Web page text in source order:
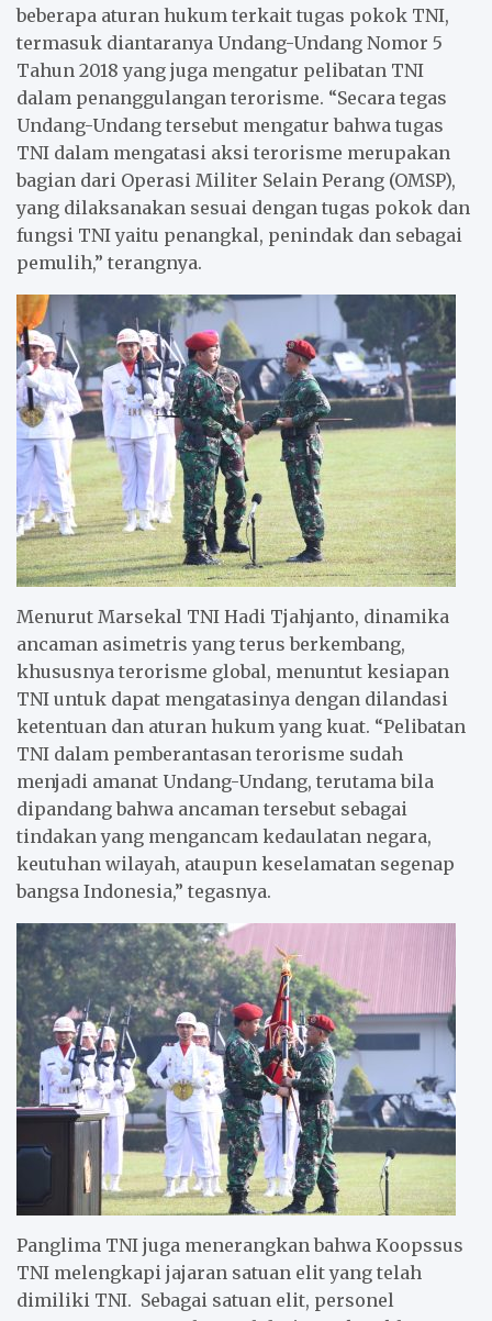
beberapa aturan hukum terkait tugas pokok TNI,
termasuk diantaranya Undang-Undang Nomor 5
Tahun 2018 yang juga mengatur pelibatan TNI
dalam penanggulangan terorisme. “Secara tegas
Undang-Undang tersebut mengatur bahwa tugas
TNI dalam mengatasi aksi terorisme merupakan
bagian dari Operasi Militer Selain Perang (OMSP),
yang dilaksanakan sesuai dengan tugas pokok dan
fungsi TNI yaitu penangkal, penindak dan sebagai
pemulih,” terangnya.
Menurut Marsekal TNI Hadi Tjahjanto, dinamika
ancaman asimetris yang terus berkembang,
khususnya terorisme global, menuntut kesiapan
TNI untuk dapat mengatasinya dengan dilandasi
ketentuan dan aturan hukum yang kuat. “Pelibatan
TNI dalam pemberantasan terorisme sudah
menjadi amanat Undang-Undang, terutama bila
dipandang bahwa ancaman tersebut sebagai
tindakan yang mengancam kedaulatan negara,
keutuhan wilayah, ataupun keselamatan segenap
bangsa Indonesia,” tegasnya.
Panglima TNI juga menerangkan bahwa Koopssus
TNI melengkapi jajaran satuan elit yang telah
dimiliki TNI. Sebagai satuan elit, personel